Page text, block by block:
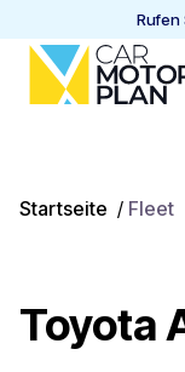
Rufen
Startseite / Fleet
Toyota